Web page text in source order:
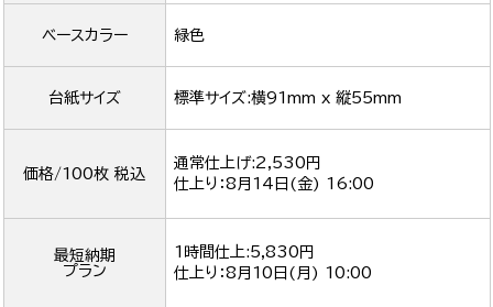
ベースカラー 緑色
台紙サイズ 標準サイズ:横91mm x 縦55mm
価格/100枚 税込
通常仕上げ:2,530円
仕上り：8月14日(金) 16:00
最短納期
プラン
1時間仕上:5,830円
仕上り：8月10日(月) 10:00